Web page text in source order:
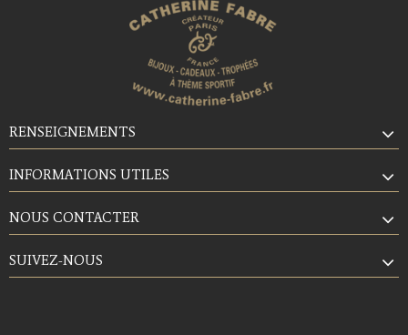
RENSEIGNEMENTS
INFORMATIONS UTILES
NOUS CONTACTER
SUIVEZ-NOUS